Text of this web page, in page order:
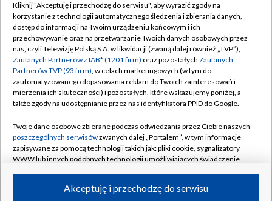
TVP
Abonament TVP
Emisja w TVP
Centrum informacji TVP
Naziemna Telewizja Cyfrowa
Rada Programowa
System NOS
Informacje o nadawcy
Program dla prasy
Regulamin TVP
Polityka prywatności
Moje zgody
Pomoc
Kontakt
Kanały
Kliknij "Akceptuję i przechodzę do serwisu", aby wyrazić zgody na
korzystanie z technologii automatycznego śledzenia i zbierania danych,
dostęp do informacji na Twoim urządzeniu końcowym i ich
przechowywanie oraz na przetwarzanie Twoich danych osobowych przez
nas, czyli Telewizję Polską S.A. w likwidacji (zwaną dalej również „TVP”),
Zaufanych Partnerów z IAB* (1201 firm) oraz pozostałych Zaufanych
Partnerów TVP (93 firm), w celach marketingowych (w tym do
zautomatyzowanego dopasowania reklam do Twoich zainteresowań i
mierzenia ich skuteczności) i pozostałych, które wskazujemy poniżej, a
także zgody na udostępnianie przez nas identyfikatora PPID do Google.
Twoje dane osobowe zbierane podczas odwiedzania przez Ciebie naszych
poszczególnych serwisówzwanych dalej „Portalem”, w tym informacje
zapisywane za pomocą technologii takich jak: pliki cookie, sygnalizatory
WWW lub innych podobnych technologii umożliwiających świadczenie
ruchu w Internecie.Akceptuję i przechodzę do serwisu